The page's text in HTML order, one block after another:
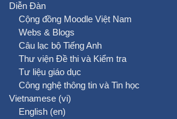
Diễn Đàn
Cộng đồng Moodle Việt Nam
Webs & Blogs
Câu lạc bộ Tiếng Anh
Thư viện Đề thi và Kiểm tra
Tư liệu giáo dục
Công nghệ thông tin và Tin học
Vietnamese ‎(vi)‎
English ‎(en)‎